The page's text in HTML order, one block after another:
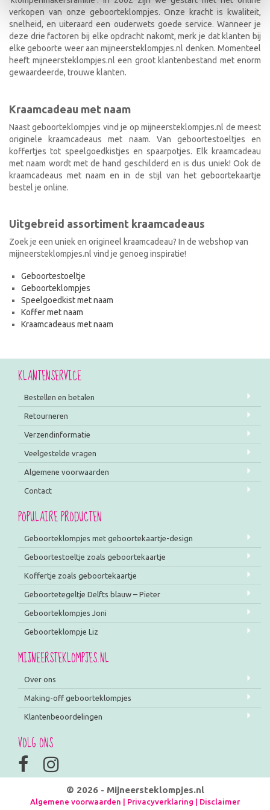
verkopen van onze geboorteklompjes. Onze kracht is kwaliteit,
snelheid, en uiteraard een ouderwets goede service. Wanneer je
deze drie factoren bij elke opdracht nakomt, merk je dat klanten bij
elke geboorte weer aan mijneersteklompjes.nl denken. Momenteel
heeft mijneersteklompjes.nl een groot klantenbestand met enorm
gewaardeerde, trouwe klanten.
Kraamcadeau met naam
Naast geboorteklompjes vind je op mijneersteklompjes.nl de meest
originele kraamcadeaus met naam. Van geboortestoeltjes en
koffertjes tot speelgoedkistjes en spaarpotjes. Elk kraamcadeau
met naam wordt met de hand geschilderd en is dus uniek! Ook de
kraamcadeaus met naam en in de stijl van het geboortekaartje
bestel je online.
Uitgebreid assortiment kraamcadeaus
Zoek je een uniek en origineel kraamcadeau? In de webshop van
mijneersteklompjes.nl vind je genoeg inspiratie!
Geboortestoeltje
Geboorteklompjes
Speelgoedkist met naam
Koffer met naam
Kraamcadeaus met naam
KLANTENSERVICE
Bestellen en betalen
Retourneren
Verzendinformatie
Veelgestelde vragen
Algemene voorwaarden
Contact
POPULAIRE PRODUCTEN
Geboorteklompjes met geboortekaartje-design
Geboortestoeltje zoals geboortekaartje
Koffertje zoals geboortekaartje
Geboortetegeltje Delfts blauw – Pieter
Geboorteklompjes Joni
Geboorteklompje Liz
MIJNEERSTEKLOMPJES.NL
Over ons
Making-off geboorteklompjes
Klantenbeoordelingen
VOLG ONS
© 2026 - Mijneersteklompjes.nl
Algemene voorwaarden | Privacyverklaring | Disclaimer